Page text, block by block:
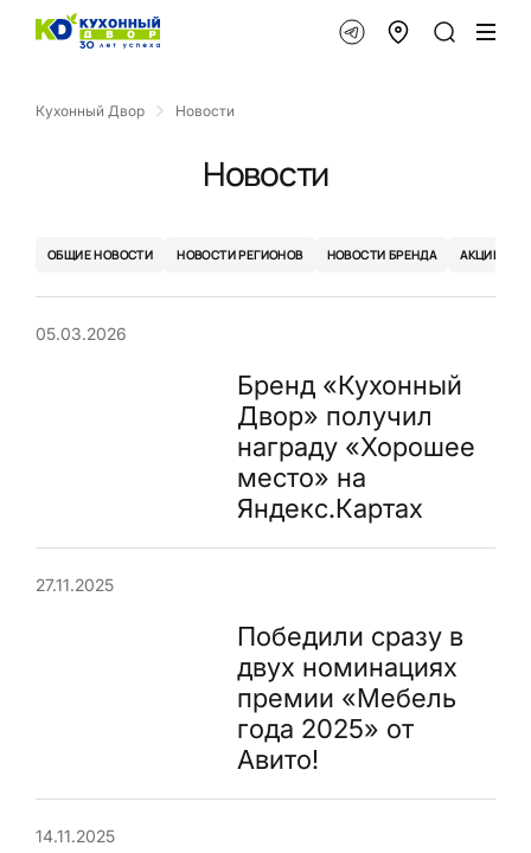
Кухонный Двор Новости
Новости
ОБЩИЕ НОВОСТИ НОВОСТИ РЕГИОНОВ НОВОСТИ БРЕНДА АКЦИИ
05.03.2026
Бренд «Кухонный
Двор» получил
награду «Хорошее
место» на
Яндекс.Картах
27.11.2025
Победили сразу в
двух номинациях
премии «Мебель
года 2025» от
Авито!
14.11.2025